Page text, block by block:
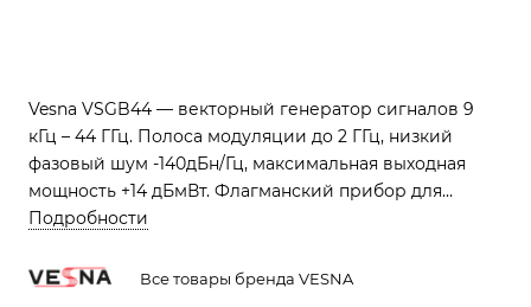
Vesna VSGB44 — векторный генератор сигналов 9
кГц – 44 ГГц. Полоса модуляции до 2 ГГц, низкий
фазовый шум -140дБн/Гц, максимальная выходная
мощность +14 дБмВт. Флагманский прибор для
тестирования 6G, аэрокосмических систем и
диапазоне.
Подробности
Все товары бренда VESNA